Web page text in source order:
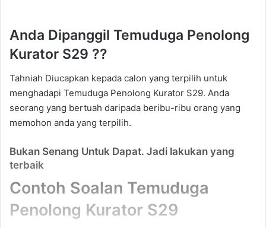
Anda Dipanggil Temuduga Penolong
Kurator S29 ??
Tahniah Diucapkan kepada calon yang terpilih untuk
menghadapi Temuduga Penolong Kurator S29. Anda
seorang yang bertuah daripada beribu-ribu orang yang
memohon anda yang terpilih.
Bukan Senang Untuk Dapat. Jadi lakukan yang
terbaik
Contoh Soalan Temuduga
Penolong Kurator S29